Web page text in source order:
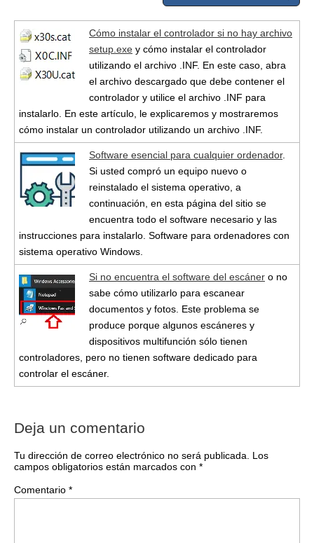
Cómo instalar el controlador si no hay archivo
setup.exe y cómo instalar el controlador
utilizando el archivo .INF. En este caso, abra
el archivo descargado que debe contener el
controlador y utilice el archivo .INF para
instalarlo. En este artículo, le explicaremos y mostraremos
cómo instalar un controlador utilizando un archivo .INF.
Software esencial para cualquier ordenador.
Si usted compró un equipo nuevo o
reinstalado el sistema operativo, a
continuación, en esta página del sitio se
encuentra todo el software necesario y las
instrucciones para instalarlo. Software para ordenadores con
sistema operativo Windows.
Si no encuentra el software del escáner o no
sabe cómo utilizarlo para escanear
documentos y fotos. Este problema se
produce porque algunos escáneres y
dispositivos multifunción sólo tienen
controladores, pero no tienen software dedicado para
controlar el escáner.
Deja un comentario
Tu dirección de correo electrónico no será publicada. Los
campos obligatorios están marcados con *
Comentario *